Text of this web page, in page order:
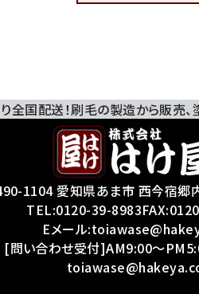
全国配送！刷毛の製造から販売、
1104 愛知県あま市 西今宿郷
TEL:0120-39-8983
Eメール
[問い合わせ受付]AM9:00～